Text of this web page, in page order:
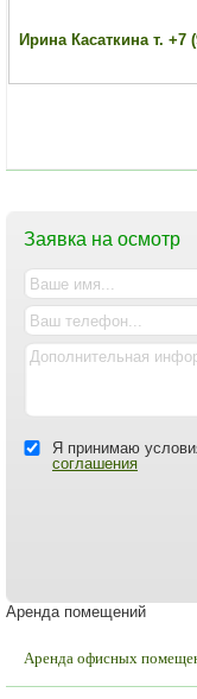
Ирина Касаткина т. +7
Заявка на осмотр
Я принимаю
соглашения
Аренда помещений
Аренда офисных